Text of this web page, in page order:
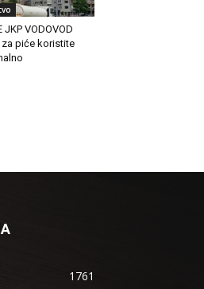
JKP VODOVOD
piće koristite
1761